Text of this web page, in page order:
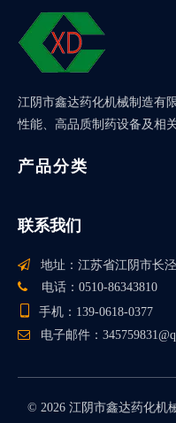
江阴市鑫达药化机械制造有
性能、高品质制药设备及相
产品分类
联系我们
 地址：江苏省江阴市长
 电话：0510-86343810
手机：139-0618-0377
 电子邮件：
© 2026 江阴市鑫达药化机